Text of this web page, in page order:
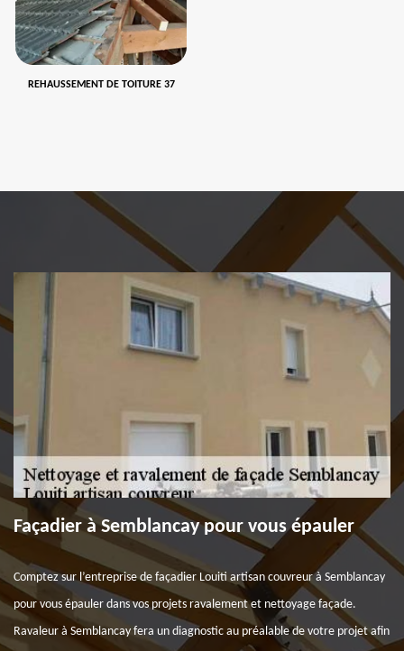
REHAUSSEMENT DE TOITURE 37
Façadier à Semblancay pour vous épauler
Comptez sur l’entreprise de façadier Louiti artisan couvreur à Semblancay
pour vous épauler dans vos projets ravalement et nettoyage façade.
Ravaleur à Semblancay fera un diagnostic au préalable de votre projet afin